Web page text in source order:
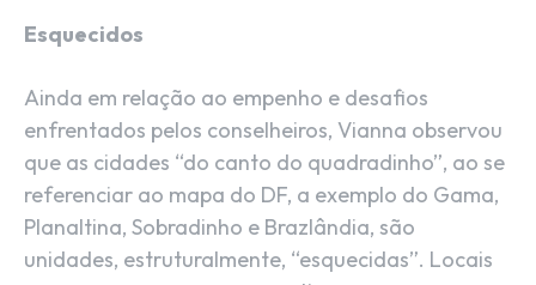
Esquecidos
Ainda em relação ao empenho e desafios
enfrentados pelos conselheiros, Vianna observou
que as cidades “do canto do quadradinho”, ao se
referenciar ao mapa do DF, a exemplo do Gama,
Planaltina, Sobradinho e Brazlândia, são
unidades, estruturalmente, “esquecidas”. Locais